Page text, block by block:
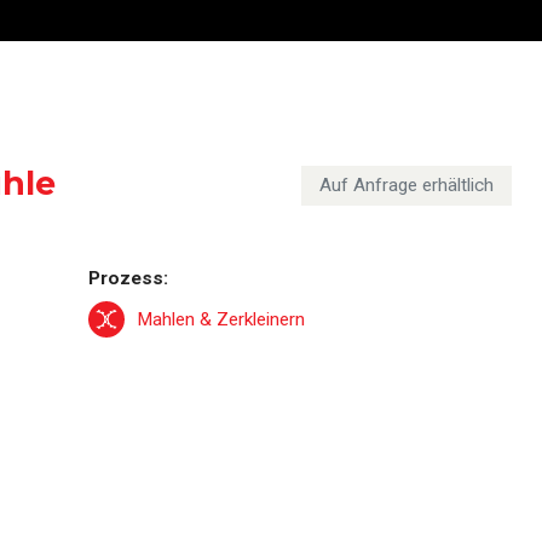
Auf Anfrage erhältlich
Prozess:
Mahlen & Zerkleinern